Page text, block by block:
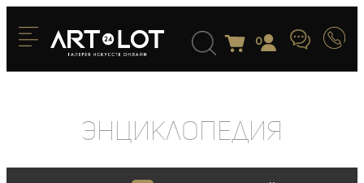
0
Энциклопедия